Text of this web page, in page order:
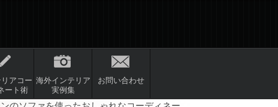
アコー
ート術
海外インテリア
実例集
お問い合わせ